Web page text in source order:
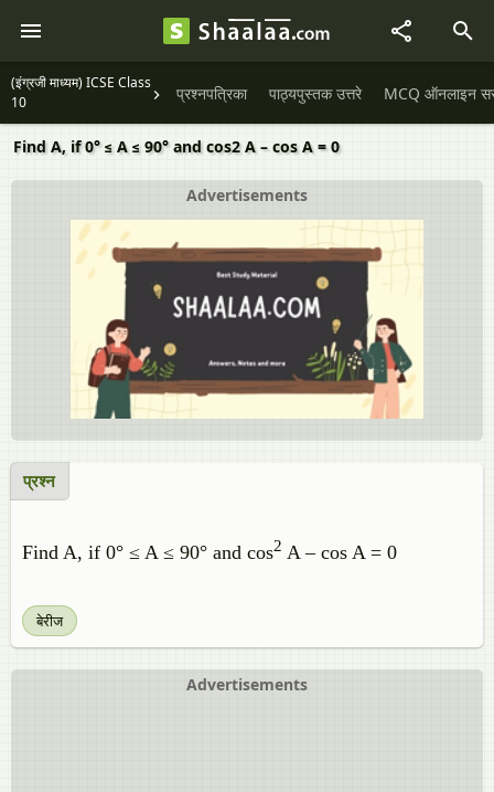
(इंग्रजी माध्यम) ICSE Class
10
प्रश्नपत्रिका पाठ्यपुस्तक उत्तरे MCQ ऑनलाइन
Find A, if 0° ≤ A ≤ 90° and cos2 A – cos A = 0
Advertisements
प्रश्न
Find A, if 0° ≤ A ≤ 90° and cos2 A – cos A = 0
बेरीज
Advertisements